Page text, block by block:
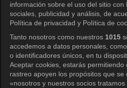
información sobre el uso del sitio
sociales, publicidad y análisis, de
Política de privacidad y Política de
Tanto nosotros como nuestros 1015
accedemos a datos personales,
o identificadores únicos, en tu
Aceptar cookies, estarás permitiendo
rastreo apoyen los propósitos que se
«nosotros y nuestros socios tratamos